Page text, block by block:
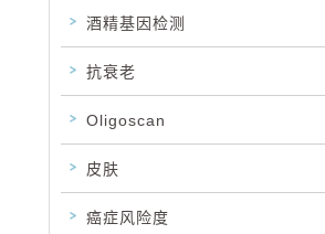
酒精基因检测
抗衰老
Oligoscan
皮肤
癌症风险度